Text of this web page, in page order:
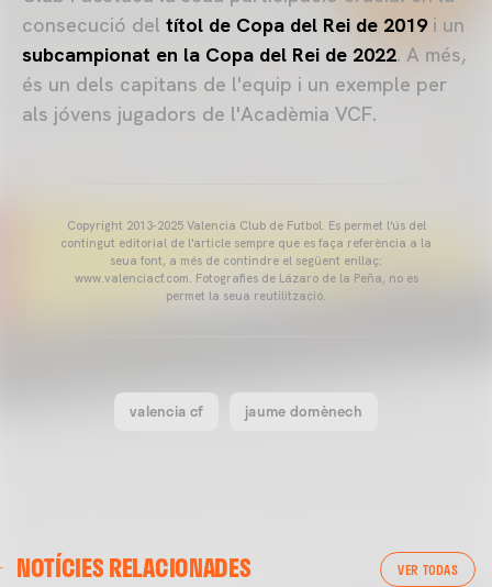
consecució del títol de Copa del Rei de 2019i un
subcampionat en la Copa del Rei de 2022. A més,
és un dels capitans de l'equip i un exemple per
als jóvens jugadors de l'Acadèmia VCF.
Copyright 2013-2025 Valencia Club de Futbol. Es permet l'ús del
contingut editorial de l'article sempre que es faça referència a la
seua font, a més de contindre el següent enllaç:
www.valenciacf.com. Fotografies de Lázaro de la Peña, no es
permet la seua reutilització.
valencia cf jaume domènech
NOTÍCIES RELACIONADES VER TODAS
ENTRENAMENT DEL VALENCIA CF 04/03/26